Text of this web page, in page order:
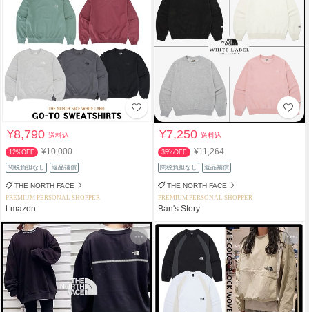
¥8,790送料込
12%OFF ¥10,000
関税負担なし 返品補償
THE NORTH FACE
PREMIUM PERSONAL SHOPPER
t-mazon
¥7,250送料込
35%OFF ¥11,264
関税負担なし 返品補償
THE NORTH FACE
PREMIUM PERSONAL SHOPPER
Ban's Story